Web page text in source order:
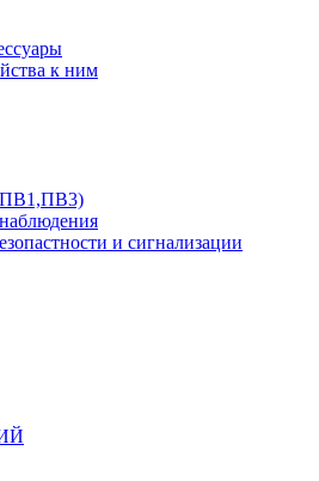
к ним
и сигнализации